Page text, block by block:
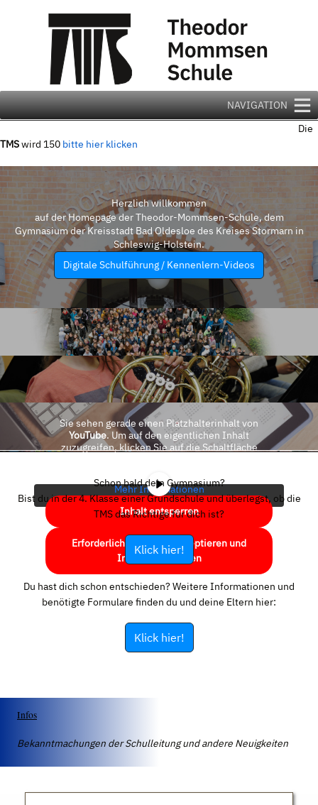
NAVIGATION
Die
TMSwird 150 bitte hier klicken
Herzlich willkommen
auf der Homepage der Theodor-Mommsen-Schule, dem
Gymnasium der Kreisstadt Bad Oldesloe des Kreises Stormarn in
Schleswig-Holstein.
Digitale Schulführung / Kennenlern-Videos
Sie sehen gerade einen Platzhalterinhalt von
YouTube. Um auf den eigentlichen Inhalt
zuzugreifen, klicken Sie auf die Schaltfläche
Mehr Informationen
Inhalt entsperren
Erforderlichen Service akzeptieren und
Inhalte entsperren
Schon bald dein Gymnasium?
Bist du in der 4. Klasse einer Grundschule und überlegst, ob die
TMS das Richtige für dich ist?
Klick hier!
Du hast dich schon entschieden? Weitere Informationen und
benötigte Formulare finden du und deine Eltern hier:
Klick hier!
Infos
Bekanntmachungen der Schulleitung und andere Neuigkeiten